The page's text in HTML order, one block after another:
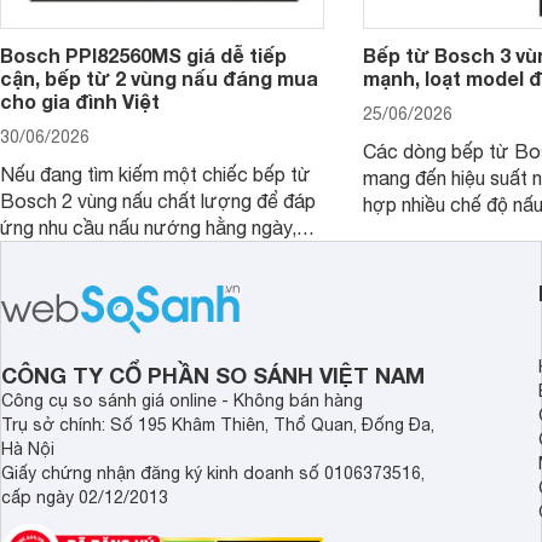
Bosch PPI82560MS giá dễ tiếp
cận, bếp từ 2 vùng nấu đáng mua
cho gia đình Việt
30/06/2026
Nếu đang tìm kiếm một chiếc bếp từ
Bosch 2 vùng nấu chất lượng để đáp
ứng nhu cầu nấu nướng hằng ngày,
chọn đáng cân nhắc.
Bếp từ Bosch 3
mạnh, loạt model
25/06/2026
Các dòng bếp từ
mang đến hiệu suất
hợp nhiều chế độ
vùng nấu đáng mua
CÔNG TY CỔ PHẦN SO SÁNH VIỆT NAM
Công cụ so sánh giá online - Không bán hàng
Trụ sở chính: Số 195 Khâm Thiên, Thổ Quan, Đống Đa,
Hà Nội
Giấy chứng nhận đăng ký kinh doanh số 0106373516,
cấp ngày 02/12/2013